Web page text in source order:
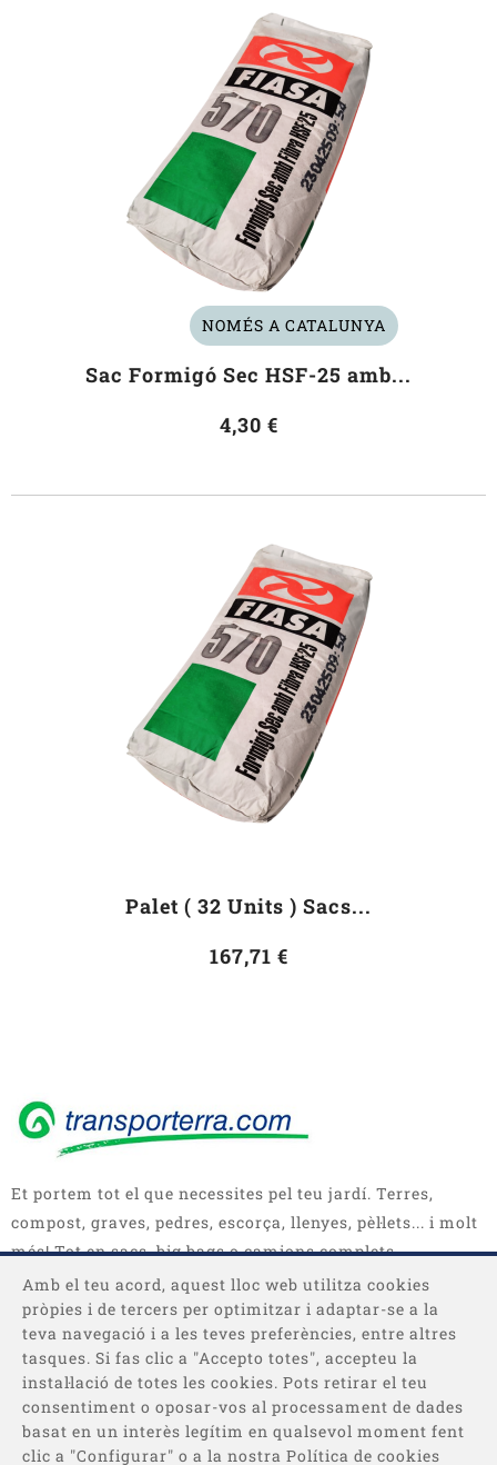
NOMÉS A CATALUNYA
Sac Formigó Sec HSF-25 amb...
4,30 €
Palet ( 32 Units ) Sacs...
167,71 €
Et portem tot el que necessites pel teu jardí. Terres,
compost, graves, pedres, escorça, llenyes, pèl·lets... i molt
més! Tot en sacs, big bags o camions complets.
Categories
Amb el teu acord, aquest lloc web utilitza cookies
pròpies i de tercers per optimitzar i adaptar-se a la
teva navegació i a les teves preferències, entre altres
tasques. Si fas clic a "Accepto totes", accepteu la
instal·lació de totes les cookies. Pots retirar el teu
consentiment o oposar-vos al processament de dades
basat en un interès legítim en qualsevol moment fent
clic a "Configurar" o a la nostra Política de cookies